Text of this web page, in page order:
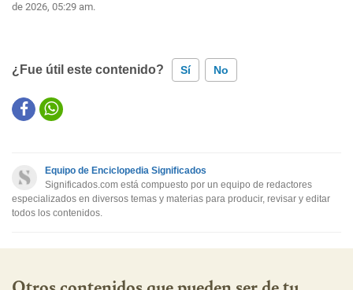
de 2026, 05:29 am.
¿Fue útil este contenido? Sí No
Este contenido contiene información incorrecta
Otro
Equipo de Enciclopedia Significados
Significados.com está compuesto por un equipo de redactores
especializados en diversos temas y materias para producir, revisar y editar
todos los contenidos.